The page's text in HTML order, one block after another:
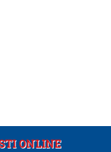
ONLINE